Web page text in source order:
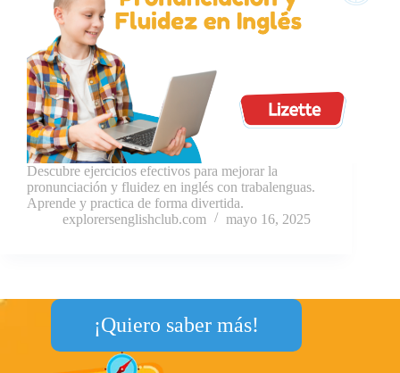
Descubre ejercicios efectivos para mejorar la
pronunciación y fluidez en inglés con trabalenguas.
Aprende y practica de forma divertida.
explorersenglishclub.com
mayo 16, 2025
¡Quiero saber más!